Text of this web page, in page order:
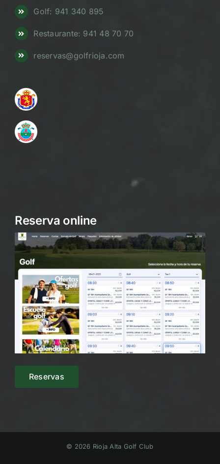
Golf: 941 340 895
Restaurante: 941 48 70 70
reservas@golfrioja.com
Reserva online
Reservas
© 2026 Rioja Alta Golf Club